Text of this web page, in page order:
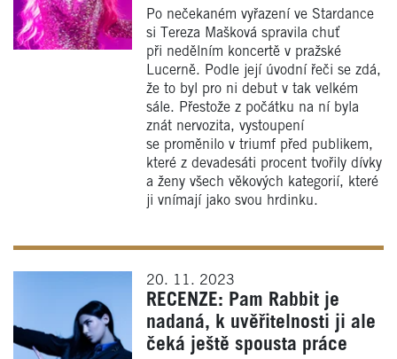
Po nečekaném vyřazení ve Stardance
si Tereza Mašková spravila chuť
při nedělním koncertě v pražské
Lucerně. Podle její úvodní řeči se zdá,
že to byl pro ni debut v tak velkém
sále. Přestože z počátku na ní byla
znát nervozita, vystoupení
se proměnilo v triumf před publikem,
které z devadesáti procent tvořily dívky
a ženy všech věkových kategorií, které
ji vnímají jako svou hrdinku.
20. 11. 2023
RECENZE: Pam Rabbit je
nadaná, k uvěřitelnosti ji ale
čeká ještě spousta práce